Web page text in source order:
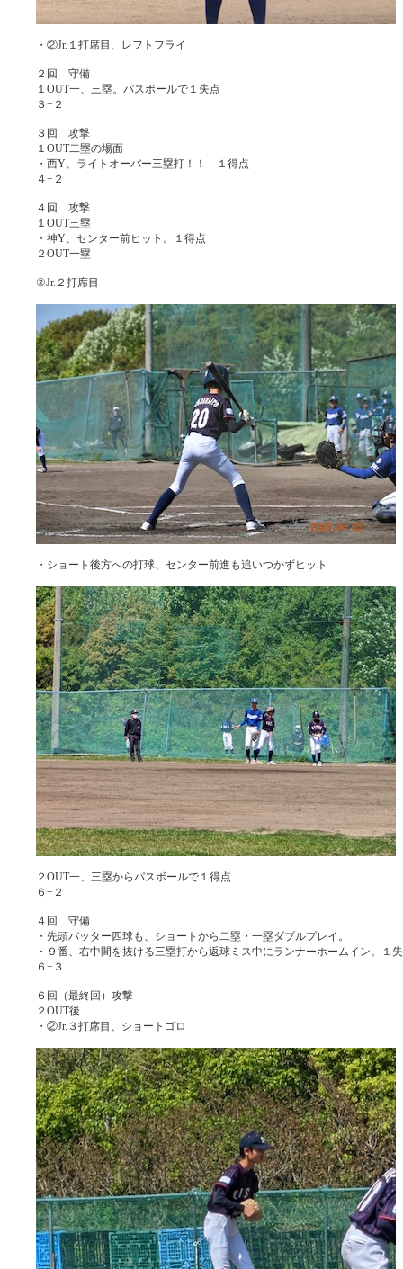
・②Jr.１打席目、レフトフライ
２回 守備
１OUT一、三塁。パスボールで１失点
３−２
３回 攻撃
１OUT二塁の場面
・西Y、ライトオーバー三塁打！！ １得点
４−２
４回 攻撃
１OUT三塁
・神Y、センター前ヒット。１得点
２OUT一塁
②Jr.２打席目
・ショート後方への打球、センター前進も追いつかずヒット
２OUT一、三塁からパスボールで１得点
６−２
４回 守備
・先頭バッター四球も、ショートから二塁・一塁ダブルプレイ。
・９番、右中間を抜ける三塁打から返球ミス中にランナーホームイン。１
６−３
６回（最終回）攻撃
２OUT後
・②Jr.３打席目、ショートゴロ